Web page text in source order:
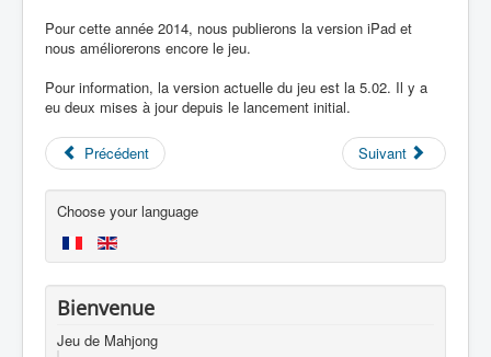
Pour cette année 2014, nous publierons la version iPad et
nous améliorerons encore le jeu.
Pour information, la version actuelle du jeu est la 5.02. Il y a
eu deux mises à jour depuis le lancement initial.
Précédent Suivant
Choose your language
Bienvenue
Jeu de Mahjong